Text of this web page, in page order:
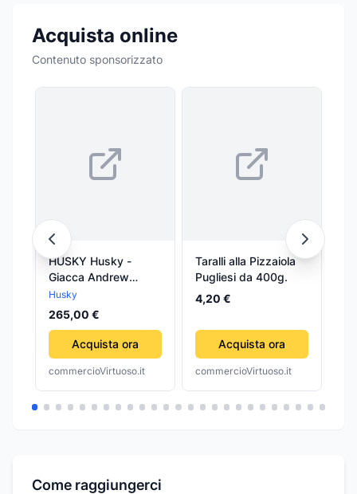
Acquista online
Contenuto sponsorizzato
HUSKY Husky -
Giacca Andrew
Verdone ANDREW
Husky
265,00 €
Acquista ora
commercioVirtuoso.it
Taralli alla Pizzaiola
Pugliesi da 400g.
4,20 €
Acquista ora
commercioVirtuoso.it
Come raggiungerci